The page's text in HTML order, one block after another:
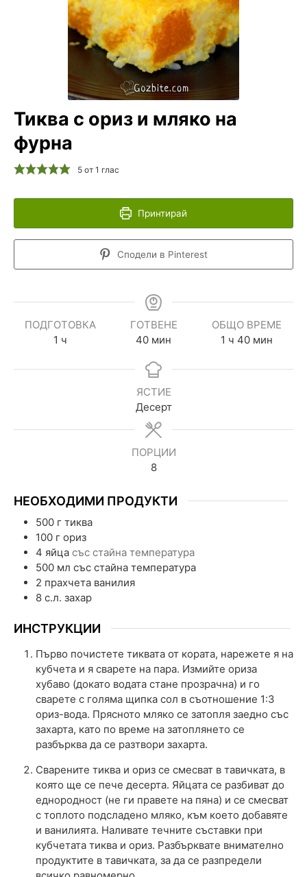
Тиква с ориз и мляко на
фурна
5от 1 глас
Принтирай
Сподели в Pinterest
ПОДГОТОВКА
1 ч
ГОТВЕНЕ
40 мин
ОБЩО ВРЕМЕ
1 ч 40 мин
ЯСТИЕ
Десерт
ПОРЦИИ
8
НЕОБХОДИМИ ПРОДУКТИ
500 г тиква
100 г ориз
4 яйца със стайна температура
500 мл със стайна температура
2 прахчета ванилия
8 с.л. захар
ИНСТРУКЦИИ
Първо почистете тиквата от кората, нарежете я на
кубчета и я сварете на пара. Измийте ориза
хубаво (докато водата стане прозрачна) и го
сварете с голяма щипка сол в съотношение 1:3
ориз-вода. Прясното мляко се затопля заедно със
захарта, като по време на затоплянето се
разбърква да се разтвори захарта.
Сварените тиква и ориз се смесват в тавичката, в
която ще се пече десерта. Яйцата се разбиват до
еднородност (не ги правете на пяна) и се смесват
с топлото подсладено мляко, към което добавяте
и ванилията. Наливате течните съставки при
кубчетата тиква и ориз. Разбърквате внимателно
продуктите в тавичката, за да се разпредели